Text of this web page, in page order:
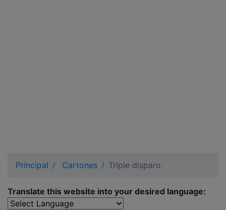
Principal Cartones Triple disparo
Translate this website into your desired language: